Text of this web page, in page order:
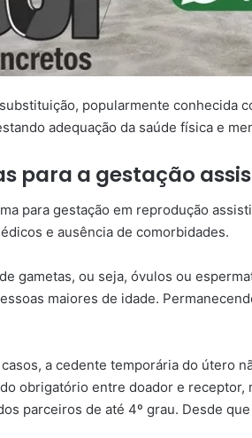
popularmente conhecida
adequação da saúde física e
para a gestação
para gestação em reprodução
e ausência de comorbidades.
gametas, ou seja, óvulos ou
maiores de idade.
a cedente temporária do útero
obrigatório entre doador e receptor,
parceiros de até 4º grau. Desde